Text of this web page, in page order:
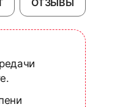
ОТЗЫВЫ